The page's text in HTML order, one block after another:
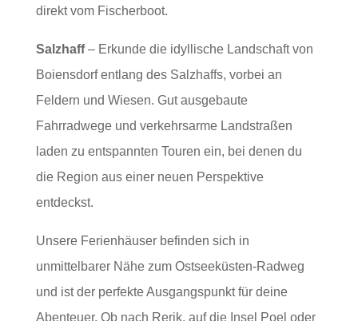
direkt vom Fischerboot.
Salzhaff– Erkunde die idyllische Landschaft von
Boiensdorf entlang des Salzhaffs, vorbei an
Feldern und Wiesen. Gut ausgebaute
Fahrradwege und verkehrsarme Landstraßen
laden zu entspannten Touren ein, bei denen du
die Region aus einer neuen Perspektive
entdeckst.
Unsere Ferienhäuser befinden sich in
unmittelbarer Nähe zum Ostseeküsten-Radweg
und ist der perfekte Ausgangspunkt für deine
Abenteuer. Ob nach Rerik, auf die Insel Poel oder